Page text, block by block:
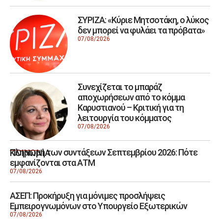
ΣΥΡΙΖΑ: «Κύριε Μητσοτάκη, ο λύκος
δεν μπορεί να φυλάει τα πρόβατα»
07/08/2026
Συνεχίζεται το μπαράζ
αποχωρήσεων από το κόμμα
Καρυστιανού – Κριτική για τη
λειτουργία του κόμματος
07/08/2026
ΚΟΙΝΩΝΙΑ
Πληρωμή των συντάξεων Σεπτεμβρίου 2026: Πότε
εμφανίζονται στα ΑΤΜ
07/08/2026
ΑΣΕΠ: Προκήρυξη για μόνιμες προσλήψεις
Εμπειρογνωμόνων στο Υπουργείο Εξωτερικών
07/08/2026